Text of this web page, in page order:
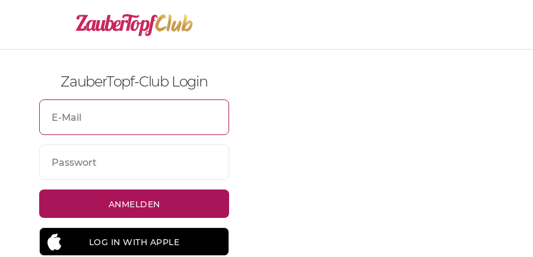
ZauberTopf-Club Login
LOG IN WITH APPLE